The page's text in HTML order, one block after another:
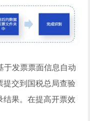
发票票面信息自动
提交到国税总局查验
结果。在提高开票效